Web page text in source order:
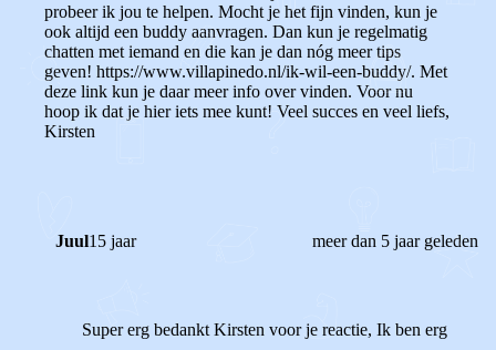
probeer ik jou te helpen. Mocht je het fijn vinden, kun je
ook altijd een buddy aanvragen. Dan kun je regelmatig
chatten met iemand en die kan je dan nóg meer tips
geven! https://www.villapinedo.nl/ik-wil-een-buddy/. Met
deze link kun je daar meer info over vinden. Voor nu
hoop ik dat je hier iets mee kunt! Veel succes en veel liefs,
Kirsten
Juul15 jaar meer dan 5 jaar geleden
Super erg bedankt Kirsten voor je reactie, Ik ben erg